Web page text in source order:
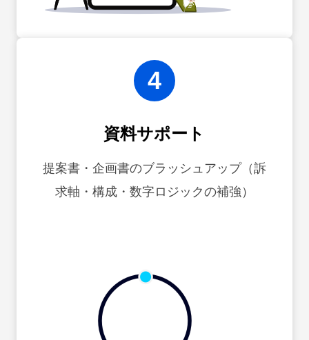
4
資料サポート
提案書・企画書のブラッシュアップ（訴
求軸・構成・数字ロジックの補強）